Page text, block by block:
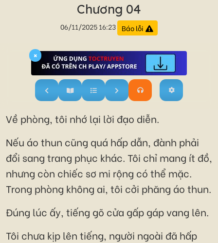
Chương 04
06/11/2025 16:23 Báo lỗi
×
Về phòng, tôi nhớ lại lời đạo diễn.
Nếu áo thun cũng quá hấp dẫn, đành phải
đổi sang trang phục khác. Tôi chỉ mang ít đồ,
nhưng còn chiếc sơ mi rộng có thể mặc.
Trong phòng không ai, tôi cởi phăng áo thun.
Đúng lúc ấy, tiếng gõ cửa gấp gáp vang lên.
Tôi chưa kịp lên tiếng, người ngoài đã hấp